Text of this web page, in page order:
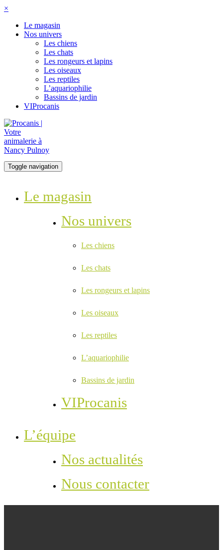
×
Le magasin
Nos univers
Les chiens
Les chats
Les rongeurs et lapins
Les oiseaux
Les reptiles
L’aquariophilie
Bassins de jardin
VIProcanis
Toggle navigation
Le magasin
Nos univers
Les chiens
Les chats
Les rongeurs et lapins
Les oiseaux
Les reptiles
L’aquariophilie
Bassins de jardin
VIProcanis
L’équipe
Nos actualités
Nous contacter